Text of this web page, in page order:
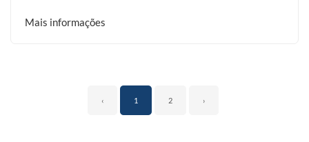
Mais informações
‹ 1 2 ›